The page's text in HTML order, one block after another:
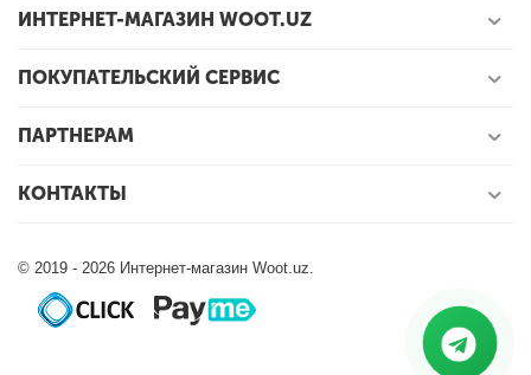
ИНТЕРНЕТ-МАГАЗИН WOOT.UZ
ПОКУПАТЕЛЬСКИЙ СЕРВИС
ПАРТНЕРАМ
КОНТАКТЫ
© 2019 - 2026 Интернет-магазин Woot.uz.